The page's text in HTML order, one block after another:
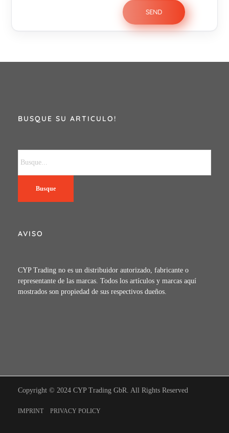
BUSQUE SU ARTICULO!
Busque
AVISO
CYP Trading no es un distribuidor autorizado, fabricante o
representante de las marcas. Todos los artículos y marcas aquí
mostrados son propiedad de sus respectivos dueños.
Copyright © 2024 CYP Trading GbR. All Rights Reserved
IMPRINT PRIVACY POLICY